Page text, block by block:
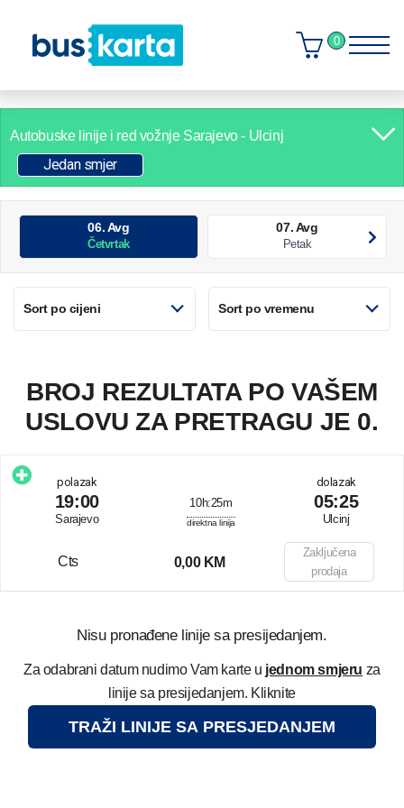
0
Autobuske linije i red vožnje Sarajevo - Ulcinj
Jedan smjer
06. Avg
Četvrtak
07. Avg
Petak
Sort po cijeni Sort po vremenu
BROJ REZULTATA PO VAŠEM
USLOVU ZA PRETRAGU JE 0.
polazak
19:00
Sarajevo
10h:25m
direktna linija
dolazak
05:25
Ulcinj
Cts 0,00 KM
Zaključena
prodaja
Nisu pronađene linije sa presijedanjem.
Za odabrani datum nudimo Vam karte u jednom smjeru za
linije sa presijedanjem. Kliknite
TRAŽI LINIJE SA PRESJEDANJEM